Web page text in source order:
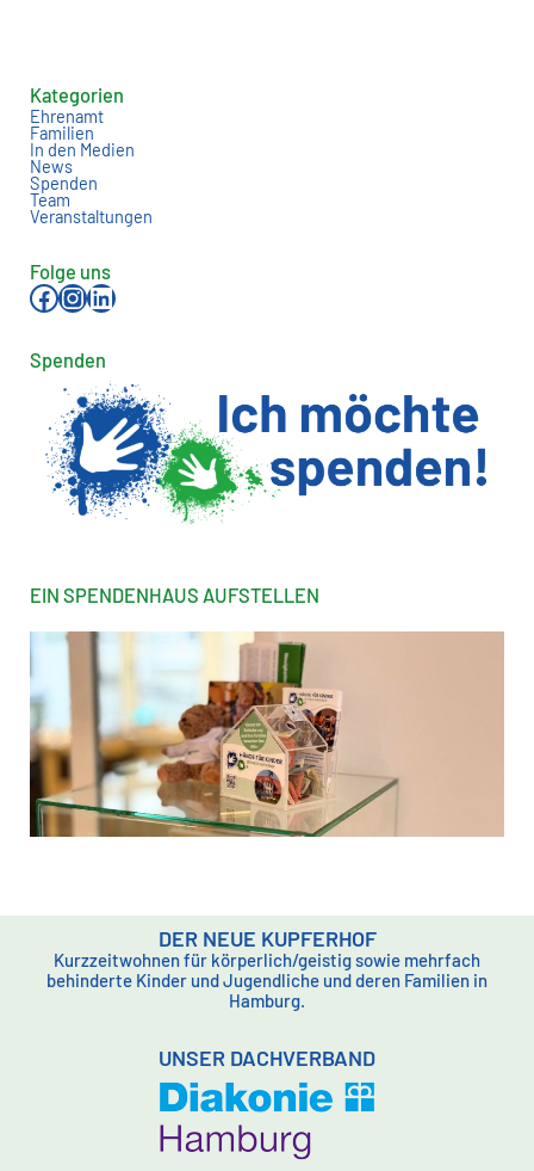
Kategorien
Ehrenamt
Familien
In den Medien
News
Spenden
Team
Veranstaltungen
Folge uns
Facebook InstagramLinkedIn
Spenden
EIN SPENDENHAUS AUFSTELLEN
DER NEUE KUPFERHOF
Kurzzeitwohnen für körperlich/geistig sowie mehrfach
behinderte Kinder und Jugendliche und deren Familien in
Hamburg.
UNSER DACHVERBAND